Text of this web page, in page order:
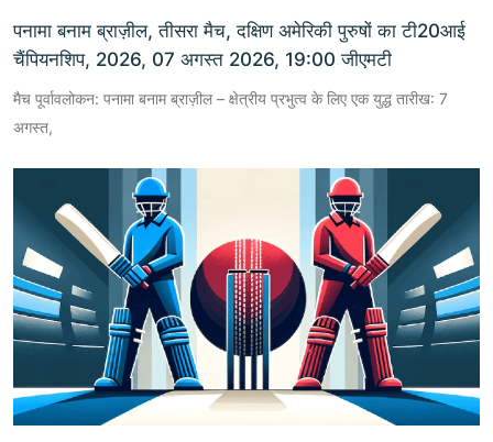
पनामा बनाम ब्राज़ील, तीसरा मैच, दक्षिण अमेरिकी पुरुषों का टी20आई
चैंपियनशिप, 2026, 07 अगस्त 2026, 19:00 जीएमटी
मैच पूर्वावलोकन: पनामा बनाम ब्राज़ील – क्षेत्रीय प्रभुत्व के लिए एक युद्ध तारीख: 7
अगस्त,